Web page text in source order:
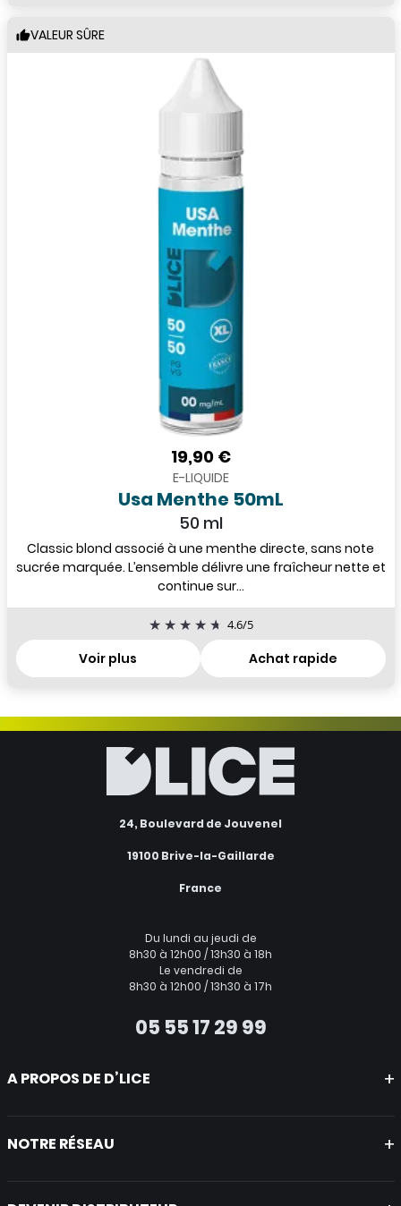
VALEUR SÛRE
19,90 €
E-LIQUIDE
Usa Menthe 50mL
50 ml
Classic blond associé à une menthe directe, sans note
sucrée marquée. L’ensemble délivre une fraîcheur nette et
continue sur...
4.6/5
Voir plus Achat rapide
24, Boulevard de Jouvenel
19100 Brive-la-Gaillarde
France
Du lundi au jeudi de
8h30 à 12h00 / 13h30 à 18h
Le vendredi de
8h30 à 12h00 / 13h30 à 17h
05 55 17 29 99
A PROPOS DE D’LICE
Mentions légales
CGV
Politique de protection des données
NOTRE RÉSEAU
Nicotine world
Nicoswitch